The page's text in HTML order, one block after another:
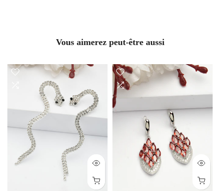
Vous aimerez peut-être aussi